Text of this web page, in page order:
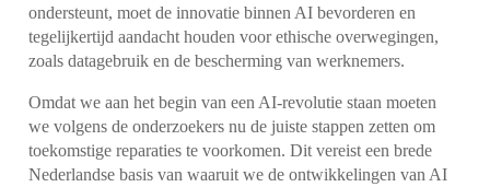
ondersteunt, moet de innovatie binnen AI bevorderen en
tegelijkertijd aandacht houden voor ethische overwegingen,
zoals datagebruik en de bescherming van werknemers.
Omdat we aan het begin van een AI-revolutie staan moeten
we volgens de onderzoekers nu de juiste stappen zetten om
toekomstige reparaties te voorkomen. Dit vereist een brede
Nederlandse basis van waaruit we de ontwikkelingen van AI